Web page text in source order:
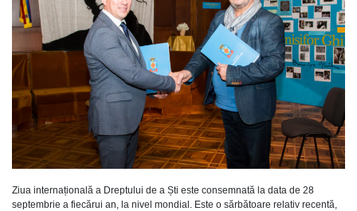
Ziua internațională a Dreptului de a Ști este consemnată la data de 28
septembrie a fiecărui an, la nivel mondial. Este o sărbătoare relativ recentă,